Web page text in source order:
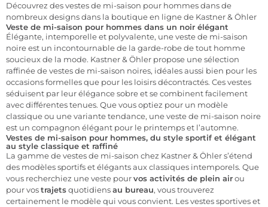
Découvrez des vestes de mi-saison pour hommes dans de
nombreux designs dans la boutique en ligne de Kastner & Öhler
Veste de mi-saison pour hommes dans un noir élégant
Élégante, intemporelle et polyvalente, une veste de mi-saison
noire est un incontournable de la garde-robe de tout homme
soucieux de la mode. Kastner & Öhler propose une sélection
raffinée de vestes de mi-saison noires, idéales aussi bien pour les
occasions formelles que pour les loisirs décontractés. Ces vestes
séduisent par leur élégance sobre et se combinent facilement
avec différentes tenues. Que vous optiez pour un modèle
classique ou une variante tendance, une veste de mi-saison noire
est un compagnon élégant pour le printemps et l’automne.
Vestes de mi-saison pour hommes, du style sportif et élégant
au style classique et raffiné
La gamme de vestes de mi-saison chez Kastner & Öhler s’étend
des modèles sportifs et élégants auxclassiques intemporels. Que
vous recherchiez une veste pourvos activités de plein airou
pour vostrajetsquotidiensau bureau, vous trouverez
certainement le modèle qui vous convient. Les vestes sportives et